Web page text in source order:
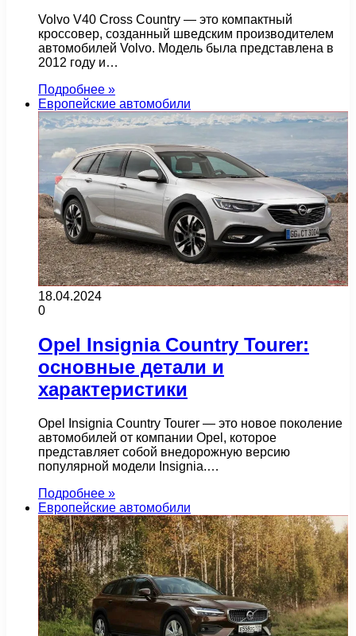
Volvo V40 Cross Country — это компактный
кроссовер, созданный шведским производителем
автомобилей Volvo. Модель была представлена в
2012 году и…
Подробнее »
Европейские автомобили
18.04.2024
0
Opel Insignia Country Tourer:
основные детали и
характеристики
Opel Insignia Country Tourer — это новое поколение
автомобилей от компании Opel, которое
представляет собой внедорожную версию
популярной модели Insignia.…
Подробнее »
Европейские автомобили